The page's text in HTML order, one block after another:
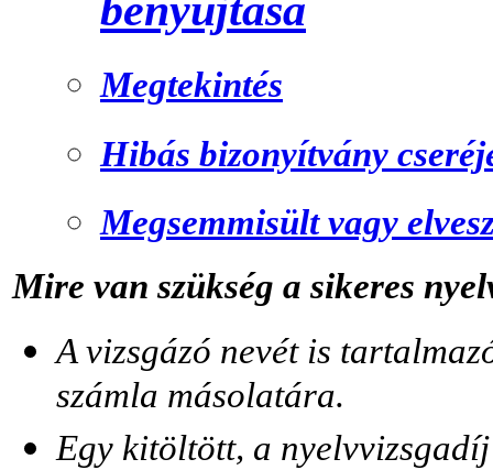
Megtekintés
Hibás bizonyítvány
Megsemmisült vagy
Mire van szükség a sikeres
A vizsgázó nevét is
számla másolatára.
Egy kitöltött, a